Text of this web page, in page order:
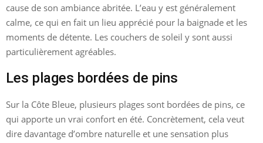
cause de son ambiance abritée. L’eau y est généralement
calme, ce qui en fait un lieu apprécié pour la baignade et les
moments de détente. Les couchers de soleil y sont aussi
particulièrement agréables.
Les plages bordées de pins
Sur la Côte Bleue, plusieurs plages sont bordées de pins, ce
qui apporte un vrai confort en été. Concrètement, cela veut
dire davantage d’ombre naturelle et une sensation plus